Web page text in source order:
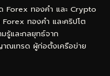
Forex ทองคำ และ Crypto
ทองคำ และคริปโต
รู้และกลยุทธ์จาก
ณเทรด ผู้ก่อตั้งเครือข่าย